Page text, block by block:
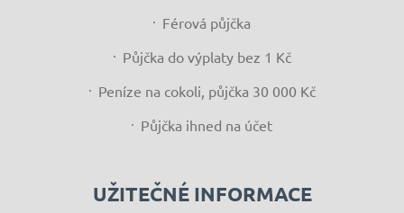
Férová půjčka
Půjčka do výplaty bez 1 Kč
Peníze na cokoli, půjčka 30 000 Kč
Půjčka ihned na účet
UŽITEČNÉ INFORMACE